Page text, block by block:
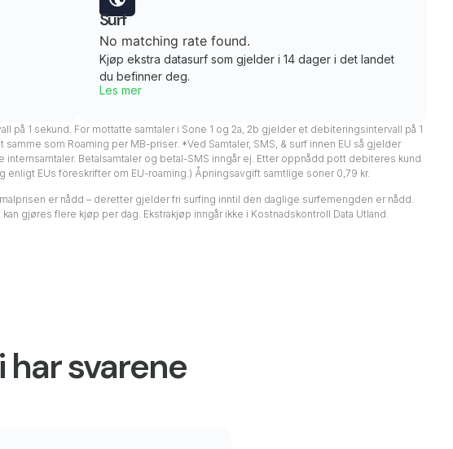
Surf
No matching rate found.
Kjøp ekstra datasurf som gjelder i 14 dager i det landet
du befinner deg.
Les mer
1 sekund. For mottatte samtaler i Sone 1 og 2a, 2b gjelder et debiteringsintervall på 1
som Roaming per MB-priser. *Ved Samtaler, SMS, & surf innen EU så gjelder
Betalsamtaler og betal-SMS inngår ej. Etter oppnådd pott debiteres kund
enligt EUs föreskrifter om EU-roaming.) Åpningsavgift samtlige soner 0,79 kr.
er nådd – deretter gjelder fri surfing inntil den daglige surfemengden er nådd.
gjøres flere kjøp per dag. Ekstrakjøp inngår ikke i Kostnadskontroll Data Utland.
har svarene